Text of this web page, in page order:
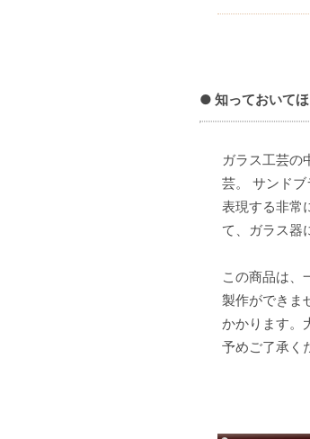
● 知っておいて
ガラス工芸の
芸。 サンド
表現する非常
て、ガラス器
この商品は、
製作ができま
かかります。
予めご了承く